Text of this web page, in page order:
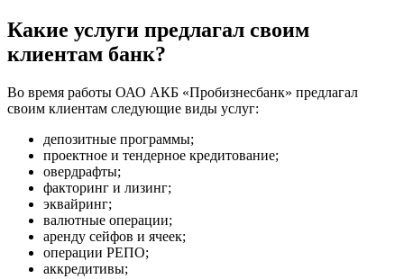
Какие услуги предлагал своим
клиентам банк?
Во время работы ОАО АКБ «Пробизнесбанк» предлагал
своим клиентам следующие виды услуг:
депозитные программы;
проектное и тендерное кредитование;
овердрафты;
факторинг и лизинг;
эквайринг;
валютные операции;
аренду сейфов и ячеек;
операции РЕПО;
аккредитивы;